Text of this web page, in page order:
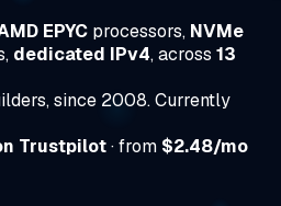
EPYC processors, NVMe
dedicated IPv4, across 13
since 2008. Currently
Trustpilot· from $2.48/mo